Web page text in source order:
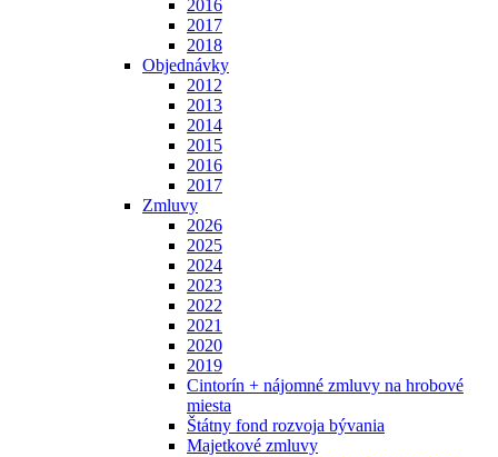
2016
2017
2018
Objednávky
2012
2013
2014
2015
2016
2017
Zmluvy
2026
2025
2024
2023
2022
2021
2020
2019
Cintorín + nájomné zmluvy na hrobové
miesta
Štátny fond rozvoja bývania
Majetkové zmluvy